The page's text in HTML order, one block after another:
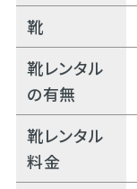
靴
靴レンタル
の有無
靴レンタル
料金